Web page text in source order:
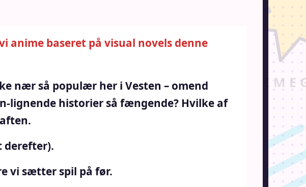
anime baseret på visual novels denne
nær så populær her i Vesten – omend
lignende historier så fængende? Hvilke af
derefter).
vi sætter spil på før.